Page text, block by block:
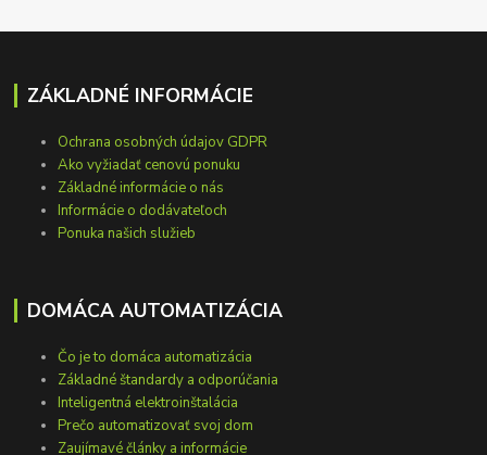
ZÁKLADNÉ INFORMÁCIE
Ochrana osobných údajov GDPR
Ako vyžiadať cenovú ponuku
Základné informácie o nás
Informácie o dodávateľoch
Ponuka našich služieb
DOMÁCA AUTOMATIZÁCIA
Čo je to domáca automatizácia
Základné štandardy a odporúčania
Inteligentná elektroinštalácia
Prečo automatizovať svoj dom
Zaujímavé články a informácie